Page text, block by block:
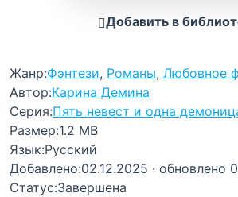
Добавить в
Жанр:Фэнтези, Романы, Любовное
Автор:Карина Демина
Серия:Пять невест и одна
Размер:1.2 MB
Язык:Русский
Добавлено:02.12.2025 · обновлено
Статус:Завершена